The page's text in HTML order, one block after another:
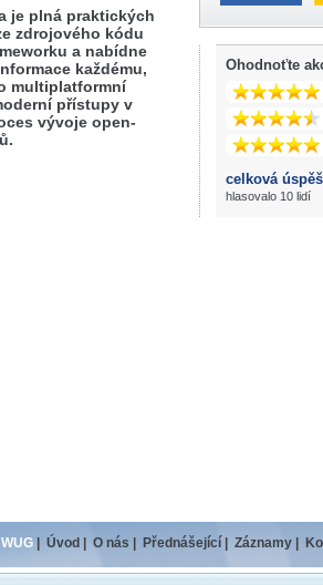
je plná praktických
zdrojového kódu
a nabídne
každému,
multiplatformní
přístupy v
vývoje open-
Ohodnoťte
celková
hlasovalo 10 lidí
Úvod O nás Přednášející Záznamy